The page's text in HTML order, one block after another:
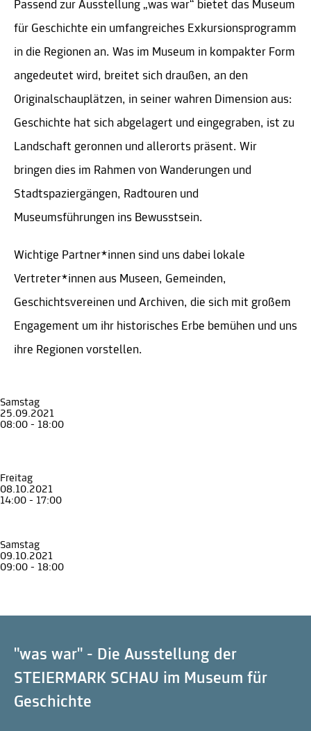
Passend zur Ausstellung „was war“ bietet das Museum
für Geschichte ein umfangreiches Exkursionsprogramm
in die Regionen an. Was im Museum in kompakter Form
angedeutet wird, breitet sich draußen, an den
Originalschauplätzen, in seiner wahren Dimension aus:
Geschichte hat sich abgelagert und eingegraben, ist zu
Landschaft geronnen und allerorts präsent. Wir
bringen dies im Rahmen von Wanderungen und
Stadtspaziergängen, Radtouren und
Museumsführungen ins Bewusstsein.
Wichtige Partner*innen sind uns dabei lokale
Vertreter*innen aus Museen, Gemeinden,
Geschichtsvereinen und Archiven, die sich mit großem
Engagement um ihr historisches Erbe bemühen und uns
ihre Regionen vorstellen.
Samstag
25.09.2021
08:00 - 18:00
Freitag
08.10.2021
14:00 - 17:00
Samstag
09.10.2021
09:00 - 18:00
"was war" - Die Ausstellung der
STEIERMARK SCHAU im Museum für
Geschichte